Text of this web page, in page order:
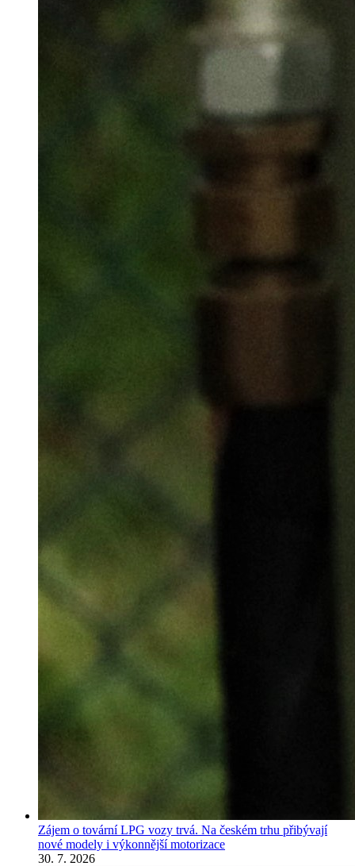
Zájem o tovární LPG vozy trvá. Na českém trhu přibývají
nové modely i výkonnější motorizace
30. 7. 2026